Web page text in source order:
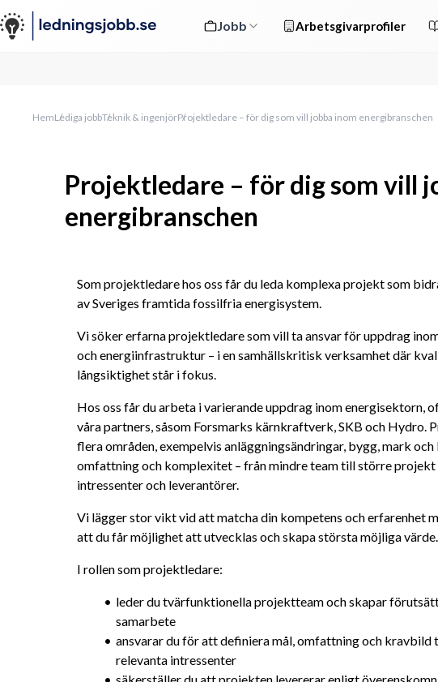
Jobb Arbetsgivarprofiler
HemLediga jobbTeknik & ingenjörProjektledare – för dig som vill jobba inom energibranschen
Projektledare – för dig som vill
energibranschen
Som projektledare hos oss får du leda komplexa projekt som
av Sveriges framtida fossilfria energisystem.
Vi söker erfarna projektledare som vill ta ansvar för uppdrag
och energiinfrastruktur – i en samhällskritisk verksamhet där
långsiktighet står i fokus.
Hos oss får du arbeta i varierande uppdrag inom energisektorn,
våra partners, såsom Forsmarks kärnkraftverk, SKB och Hydro.
flera områden, exempelvis anläggningsändringar, bygg, mark
omfattning och komplexitet – från mindre team till större projekt
intressenter och leverantörer.
Vi lägger stor vikt vid att matcha din kompetens och erfarenhet
att du får möjlighet att utvecklas och skapa största möjliga värde.
I rollen som projektledare:
leder du tvärfunktionella projektteam och skapar
samarbete
ansvarar du för att definiera mål, omfattning och kravbild
relevanta intressenter